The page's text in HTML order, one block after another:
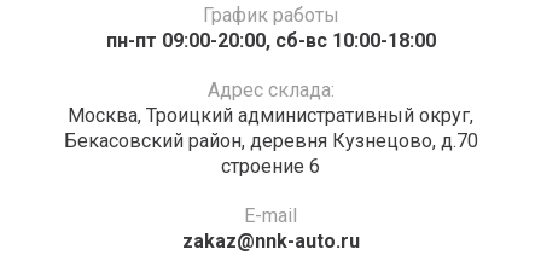
График работы
пн-пт 09:00-20:00, сб-вс 10:00-18:00
Адрес склада:
Москва, Троицкий административный округ,
Бекасовский район, деревня Кузнецово, д.70
строение 6
E-mail
zakaz@nnk-auto.ru